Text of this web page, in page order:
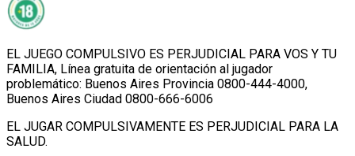
EL JUEGO COMPULSIVO ES PERJUDICIAL PARA VOS Y TU
FAMILIA, Línea gratuita de orientación al jugador
problemático: Buenos Aires Provincia 0800-444-4000,
Buenos Aires Ciudad 0800-666-6006
EL JUGAR COMPULSIVAMENTE ES PERJUDICIAL PARA LA
SALUD.